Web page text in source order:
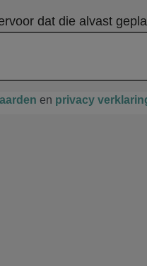
dat die alvast
en privacy